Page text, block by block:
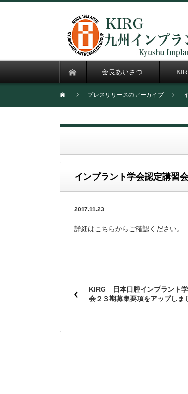
会長あいさつ
プレスリリースのアーカイブ
インプラント学会認定講習
2017.11.23
詳細はこちらからご確認ください。
KIRG 日本口腔インプラント
会２３期募集要項をアップしま